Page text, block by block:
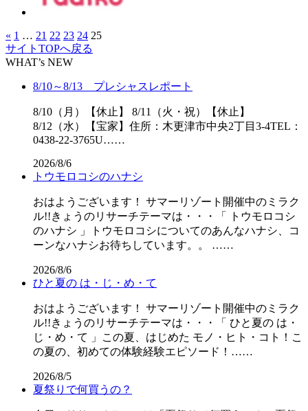
« 1 … 21 22 23 24 25
サイトTOPへ戻る
WHAT’s NEW
8/10～8/13 プレシャスレポート
8/10（月）【休止】 8/11（火・祝）【休止】
8/12（水）【宝家】住所：木更津市中央2丁目3-4TEL：
0438-22-3765U……
2026/8/6
トウモロコシのハナシ
おはようございます！ サマーリゾート開催中のミラク
ル!!きょうのリサーチテーマは・・・「 トウモロコシ
のハナシ 」トウモロコシについてのあんなハナシ、コ
ーンなハナシお待ちしています。。 ……
2026/8/6
ひと夏の は・じ・め・て
おはようございます！ サマーリゾート開催中のミラク
ル!!きょうのリサーチテーマは・・・「 ひと夏の は・
じ・め・て 」この夏、はじめた モノ・ヒト・コト！こ
の夏の、初めての体験経験エピソード！……
2026/8/5
夏祭りで何買うの？